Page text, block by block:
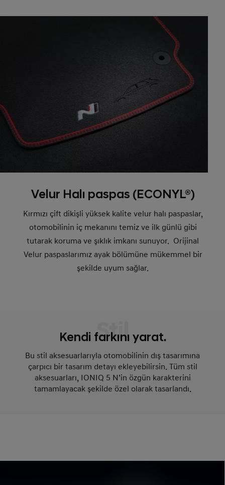
Velur Halı paspas (ECONYL®)
Kırmızı çift dikişli yüksek kalite velur halı paspaslar,
otomobilinin iç mekanını temiz ve ilk günlü gibi
tutarak koruma ve şıklık imkanı sunuyor. Orijinal
Velur paspaslarımız ayak bölümüne mükemmel bir
şekilde uyum sağlar.
Stil
Kendi farkını yarat.
Bu stil aksesuarlarıyla otomobilinin dış tasarımına
çarpıcı bir tasarım detayı ekleyebilirsin. Tüm stil
aksesuarları, IONIQ 5 N’in özgün karakterini
tamamlayacak şekilde özel olarak tasarlandı.